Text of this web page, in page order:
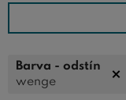
Barva - odstín
wenge